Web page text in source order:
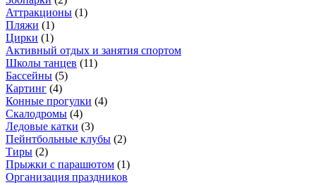
Аттракционы (1)
Пляжи (1)
Цирки (1)
Активный отдых и занятия спортом
Школы танцев (11)
Бассейны (5)
Картинг (4)
Конные прогулки (4)
Скалодромы (4)
Ледовые катки (3)
Пейнтбольные клубы (2)
Тиры (2)
Прыжки с парашютом (1)
Организация праздников